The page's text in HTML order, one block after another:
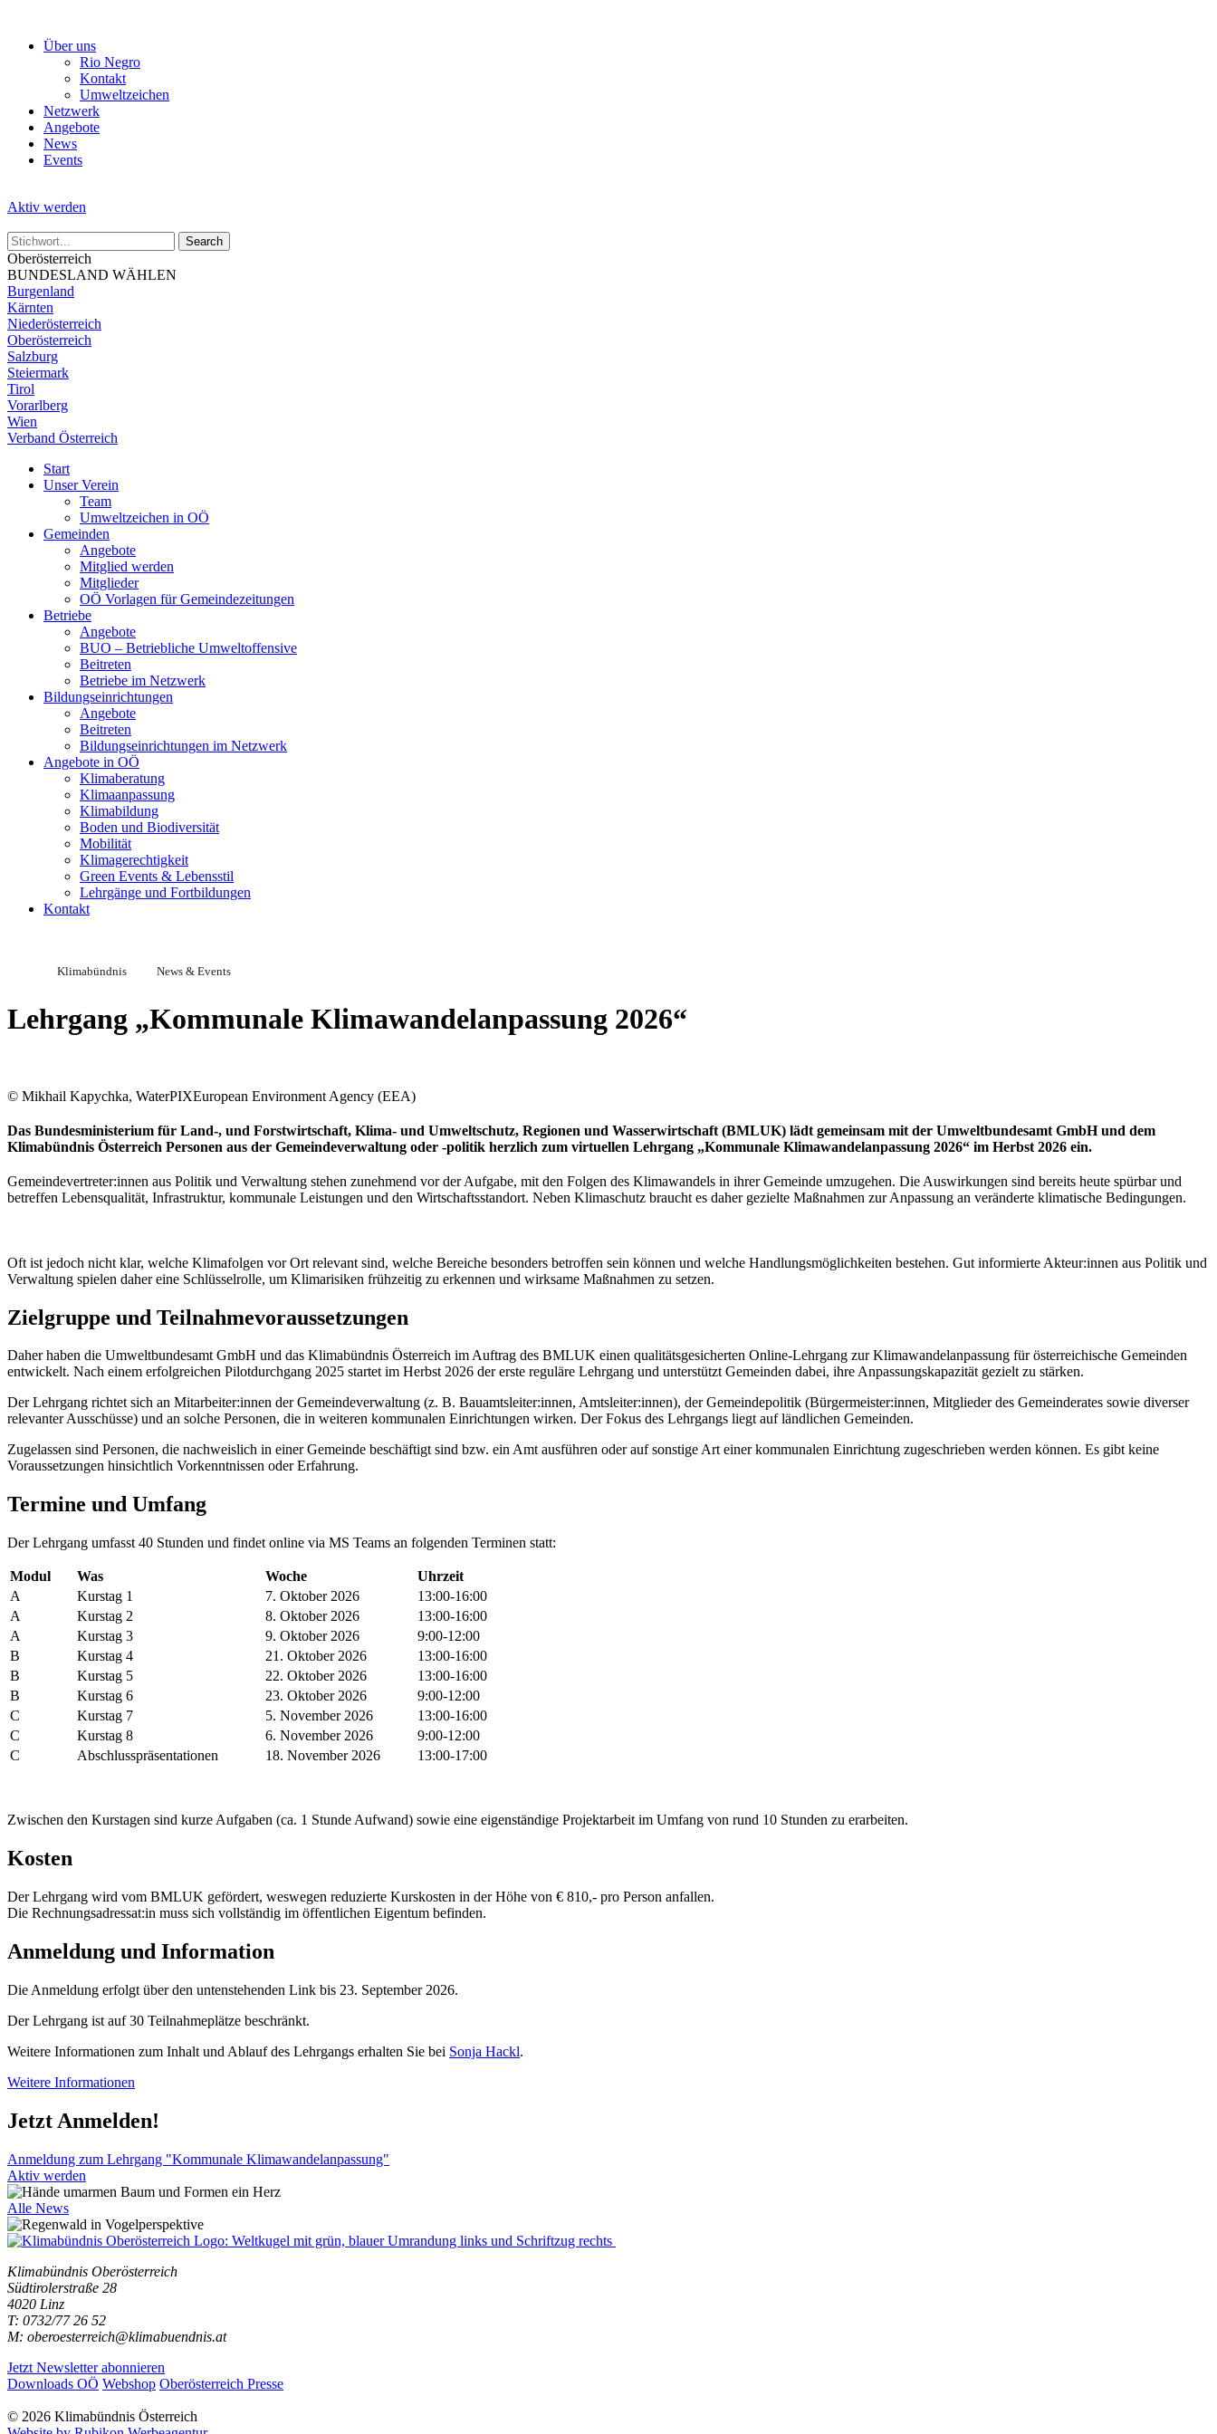
Über uns
Rio Negro
Kontakt
Umweltzeichen
Netzwerk
Angebote
News
Events
Aktiv werden
Oberösterreich
BUNDESLAND WÄHLEN
Burgenland
Kärnten
Niederösterreich
Oberösterreich
Salzburg
Steiermark
Tirol
Vorarlberg
Wien
Verband Österreich
Start
Unser Verein
Team
Umweltzeichen in OÖ
Gemeinden
Angebote
Mitglied werden
Mitglieder
OÖ Vorlagen für Gemeindezeitungen
Betriebe
Angebote
BUO – Betriebliche Umweltoffensive
Beitreten
Betriebe im Netzwerk
Bildungseinrichtungen
Angebote
Beitreten
Bildungseinrichtungen im Netzwerk
Angebote in OÖ
Klimaberatung
Klimaanpassung
Klimabildung
Boden und Biodiversität
Mobilität
Klimagerechtigkeit
Green Events & Lebensstil
Lehrgänge und Fortbildungen
Kontakt
Klimabündnis News & Events
Lehrgang „Kommunale Klimawandelanpassung 2026“
© Mikhail Kapychka, WaterPIXEuropean Environment Agency (EEA)
Das Bundesministerium für Land-, und Forstwirtschaft, Klima- und Umweltschutz, Regionen und Wasserwirtschaft (BMLUK) lädt gemeinsam mit der Umweltbundesamt GmbH und dem
Klimabündnis Österreich Personen aus der Gemeindeverwaltung oder -politik herzlich zum virtuellen Lehrgang „Kommunale Klimawandelanpassung 2026“ im Herbst 2026 ein.
Gemeindevertreter:innen aus Politik und Verwaltung stehen zunehmend vor der Aufgabe, mit den Folgen des Klimawandels in ihrer Gemeinde umzugehen. Die Auswirkungen sind bereits heute spürbar und
betreffen Lebensqualität, Infrastruktur, kommunale Leistungen und den Wirtschaftsstandort. Neben Klimaschutz braucht es daher gezielte Maßnahmen zur Anpassung an veränderte klimatische Bedingungen.
Oft ist jedoch nicht klar, welche Klimafolgen vor Ort relevant sind, welche Bereiche besonders betroffen sein können und welche Handlungsmöglichkeiten bestehen. Gut informierte Akteur:innen aus Politik und
Verwaltung spielen daher eine Schlüsselrolle, um Klimarisiken frühzeitig zu erkennen und wirksame Maßnahmen zu setzen.
Zielgruppe und Teilnahmevoraussetzungen
Daher haben die Umweltbundesamt GmbH und das Klimabündnis Österreich im Auftrag des BMLUK einen qualitätsgesicherten Online-Lehrgang zur Klimawandelanpassung für österreichische Gemeinden
entwickelt. Nach einem erfolgreichen Pilotdurchgang 2025 startet im Herbst 2026 der erste reguläre Lehrgang und unterstützt Gemeinden dabei, ihre Anpassungskapazität gezielt zu stärken.
Der Lehrgang richtet sich an Mitarbeiter:innen der Gemeindeverwaltung (z. B. Bauamtsleiter:innen, Amtsleiter:innen), der Gemeindepolitik (Bürgermeister:innen, Mitglieder des Gemeinderates sowie diverser
relevanter Ausschüsse) und an solche Personen, die in weiteren kommunalen Einrichtungen wirken. Der Fokus des Lehrgangs liegt auf ländlichen Gemeinden.
Zugelassen sind Personen, die nachweislich in einer Gemeinde beschäftigt sind bzw. ein Amt ausführen oder auf sonstige Art einer kommunalen Einrichtung zugeschrieben werden können. Es gibt keine
Voraussetzungen hinsichtlich Vorkenntnissen oder Erfahrung.
Termine und Umfang
Der Lehrgang umfasst 40 Stunden und findet online via MS Teams an folgenden Terminen statt:
Modul Was Woche
Uhrzeit
A
Kurstag 1 7. Oktober 2026
13:00-16:00
A
Kurstag 2 8. Oktober 2026
13:00-16:00
A
Kurstag 3 9. Oktober 2026
9:00-12:00
B
Kurstag 4 21. Oktober 2026
13:00-16:00
B
Kurstag 5 22. Oktober 2026
13:00-16:00
B
Kurstag 6 23. Oktober 2026
9:00-12:00
C
Kurstag 7 5. November 2026
13:00-16:00
C
Kurstag 8 6. November 2026
9:00-12:00
C
Abschlusspräsentationen 18. November 2026 13:00-17:00
Zwischen den Kurstagen sind kurze Aufgaben (ca. 1 Stunde Aufwand) sowie eine eigenständige Projektarbeit im Umfang von rund 10 Stunden zu erarbeiten.
Kosten
Der Lehrgang wird vom BMLUK gefördert, weswegen reduzierte Kurskosten in der Höhe von € 810,- pro Person anfallen.
Die Rechnungsadressat:in muss sich vollständig im öffentlichen Eigentum befinden.
Anmeldung und Information
Die Anmeldung erfolgt über den untenstehenden Link bis 23. September 2026.
Der Lehrgang ist auf 30 Teilnahmeplätze beschränkt.
Weitere Informationen zum Inhalt und Ablauf des Lehrgangs erhalten Sie bei Sonja Hackl.
Weitere Informationen
Jetzt Anmelden!
Anmeldung zum Lehrgang "Kommunale Klimawandelanpassung"
Aktiv werden
Alle News
Klimabündnis Oberösterreich
Südtirolerstraße 28
4020 Linz
T: 0732/77 26 52
M: oberoesterreich@klimabuendnis.at
Jetzt Newsletter abonnieren
Downloads OÖ Webshop Oberösterreich Presse
© 2026 Klimabündnis Österreich